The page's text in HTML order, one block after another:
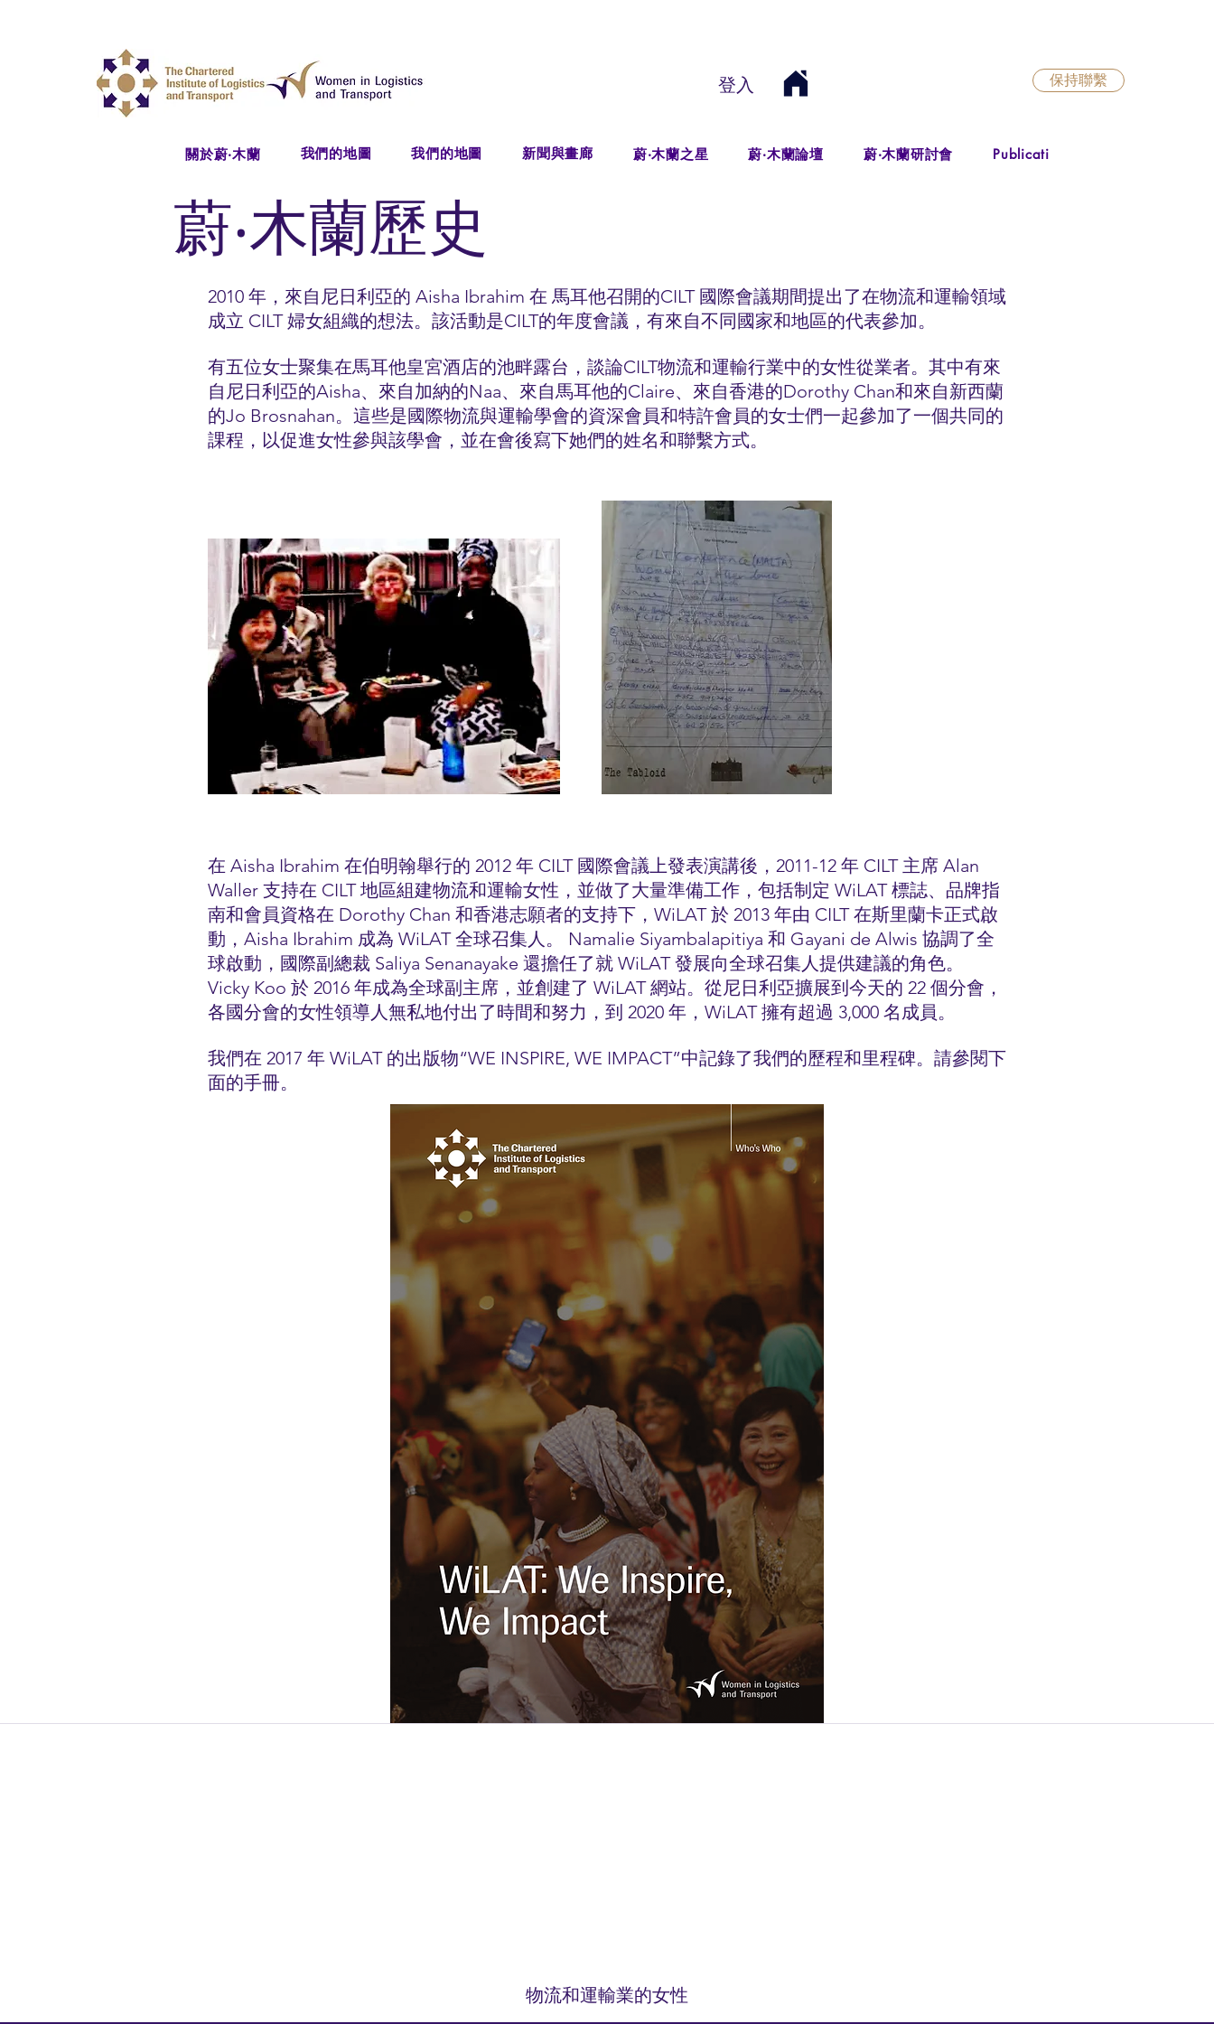
登入 保持聯繫
關於蔚‧木蘭 我們的地圖 我們的地圖 新聞與畫廊 蔚‧木蘭之星 蔚‧木蘭論壇 蔚‧木蘭研討會 Publications
蔚‧木蘭歷史
2010 年，來自尼日利亞的 Aisha Ibrahim 在 馬耳他召開的CILT 國際會議期間提出了在物流和運輸領域
成立 CILT 婦女組織的想法。該活動是CILT的年度會議，有來自不同國家和地區的代表參加。
有五位女士聚集在馬耳他皇宮酒店的池畔露台，談論CILT物流和運輸行業中的女性從業者。其中有來
自尼日利亞的Aisha、來自加納的Naa、來自馬耳他的Claire、來自香港的Dorothy Chan和來自新西蘭
的Jo Brosnahan。這些是國際物流與運輸學會的資深會員和特許會員的女士們一起參加了一個共同的
課程，以促進女性參與該學會，並在會後寫下她們的姓名和聯繫方式。
在 Aisha Ibrahim 在伯明翰舉行的 2012 年 CILT 國際會議上發表演講後，2011-12 年 CILT 主席 Alan
Waller 支持在 CILT 地區組建物流和運輸女性，並做了大量準備工作，包括制定 WiLAT 標誌、品牌指
南和會員資格在 Dorothy Chan 和香港志願者的支持下，WiLAT 於 2013 年由 CILT 在斯里蘭卡正式啟
動，Aisha Ibrahim 成為 WiLAT 全球召集人。 Namalie Siyambalapitiya 和 Gayani de Alwis 協調了全
球啟動，國際副總裁 Saliya Senanayake 還擔任了就 WiLAT 發展向全球召集人提供建議的角色。
Vicky Koo 於 2016 年成為全球副主席，並創建了 WiLAT 網站。從尼日利亞擴展到今天的 22 個分會，
各國分會的女性領導人無私地付出了時間和努力，到 2020 年，WiLAT 擁有超過 3,000 名成員。
我們在 2017 年 WiLAT 的出版物“WE INSPIRE, WE IMPACT”中記錄了我們的歷程和里程碑。請參閱下
面的手冊。
物流和運輸業的女性